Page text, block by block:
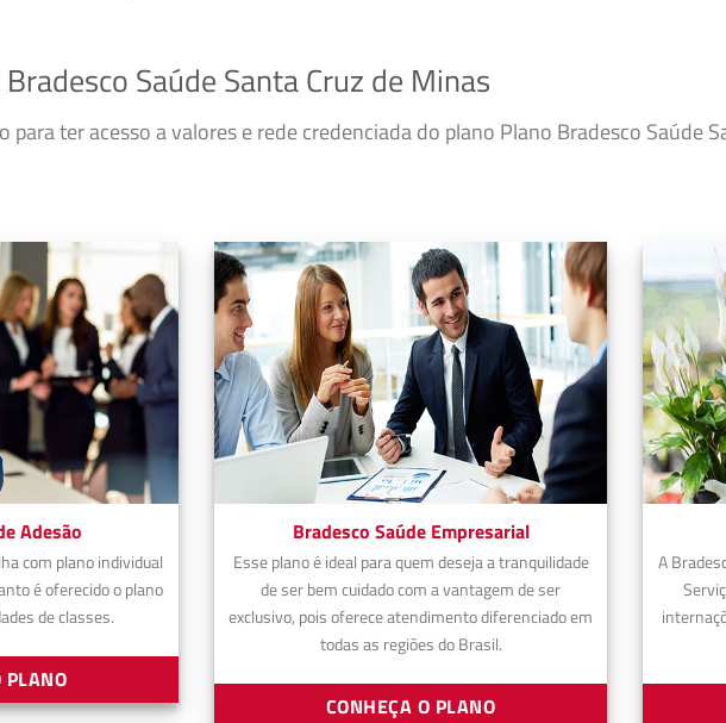
Saúde Santa Cruz de Minas
para ter acesso a valores e rede credenciada do plano Plano Bradesco Saúde
Adesão
com plano individual
é oferecido o plano
de classes.
PLANO
Bradesco Saúde Empresarial
Esse plano é ideal para quem deseja a tranquilidade
de ser bem cuidado com a vantagem de ser
exclusivo, pois oferece atendimento diferenciado em
todas as regiões do Brasil.
CONHEÇA O PLANO
A